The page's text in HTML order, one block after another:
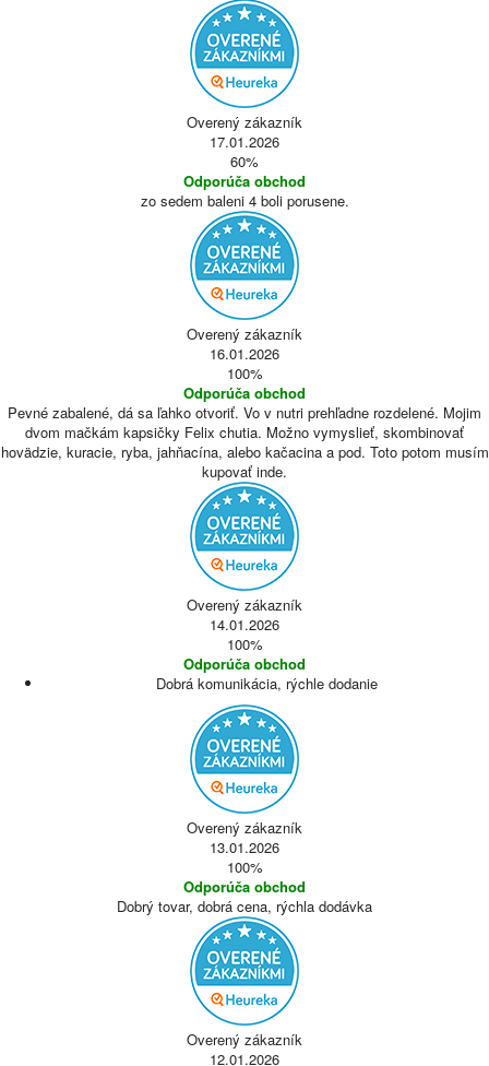
Overený zákazník
17.01.2026
60%
Odporúča obchod
zo sedem baleni 4 boli porusene.
Overený zákazník
16.01.2026
100%
Odporúča obchod
Pevné zabalené, dá sa ľahko otvoriť. Vo v nutri prehľadne rozdelené. Mojim
dvom mačkám kapsičky Felix chutia. Možno vymyslieť, skombinovať
hovädzie, kuracie, ryba, jahňacína, alebo kačacina a pod. Toto potom musím
kupovať inde.
Overený zákazník
14.01.2026
100%
Odporúča obchod
Dobrá komunikácia, rýchle dodanie
Overený zákazník
13.01.2026
100%
Odporúča obchod
Dobrý tovar, dobrá cena, rýchla dodávka
Overený zákazník
12.01.2026